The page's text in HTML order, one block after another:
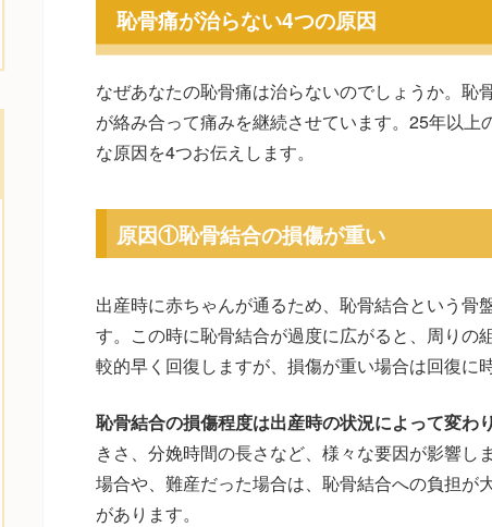
恥骨痛が治らない4つの原因
なぜあなたの恥骨痛は治らないのでしょうか。恥
が絡み合って痛みを継続させています。25年以
な原因を4つお伝えします。
原因①恥骨結合の損傷が重い
出産時に赤ちゃんが通るため、恥骨結合という骨
す。この時に恥骨結合が過度に広がると、周りの
較的早く回復しますが、損傷が重い場合は回復に
恥骨結合の損傷程度は出産時の状況によって変わ
きさ、分娩時間の長さなど、様々な要因が影響し
場合や、難産だった場合は、恥骨結合への負担が
があります。